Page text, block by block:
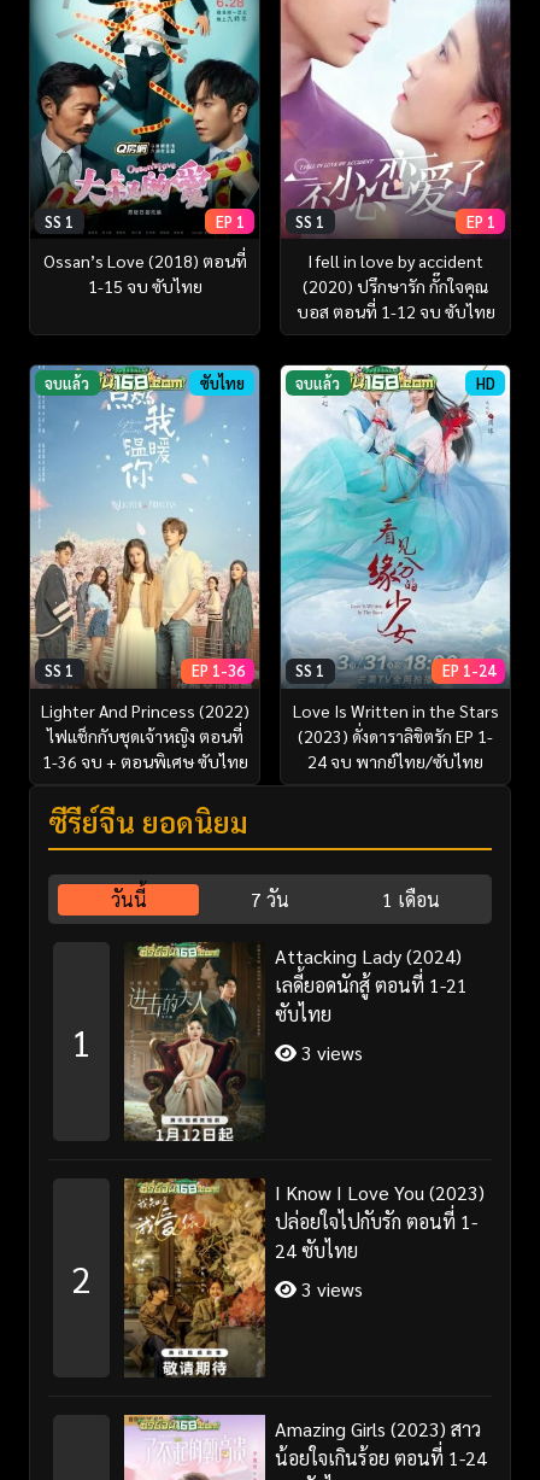
SS 1 EP 1
Ossan’s Love (2018) ตอนที่
1-15 จบ ซับไทย
SS 1 EP 1
I fell in love by accident
(2020) ปรึกษารัก กั๊กใจคุณ
บอส ตอนที่ 1-12 จบ ซับไทย
จบแล้ว ซับไทย
SS 1 EP 1-36
Lighter And Princess (2022)
ไฟแช็กกับชุดเจ้าหญิง ตอนที่
1-36 จบ + ตอนพิเศษ ซับไทย
จบแล้ว HD
SS 1 EP 1-24
Love Is Written in the Stars
(2023) ดั่งดาราลิขิตรัก EP 1-
24 จบ พากย์ไทย/ซับไทย
ซีรี่ย์จีน ยอดนิยม
วันนี้ 7 วัน 1 เดือน
1
Attacking Lady (2024)
เลดี้ยอดนักสู้ ตอนที่ 1-21
ซับไทย
3 views
2
I Know I Love You (2023)
ปล่อยใจไปกับรัก ตอนที่ 1-
24 ซับไทย
3 views
Amazing Girls (2023) สาว
น้อยใจเกินร้อย ตอนที่ 1-24